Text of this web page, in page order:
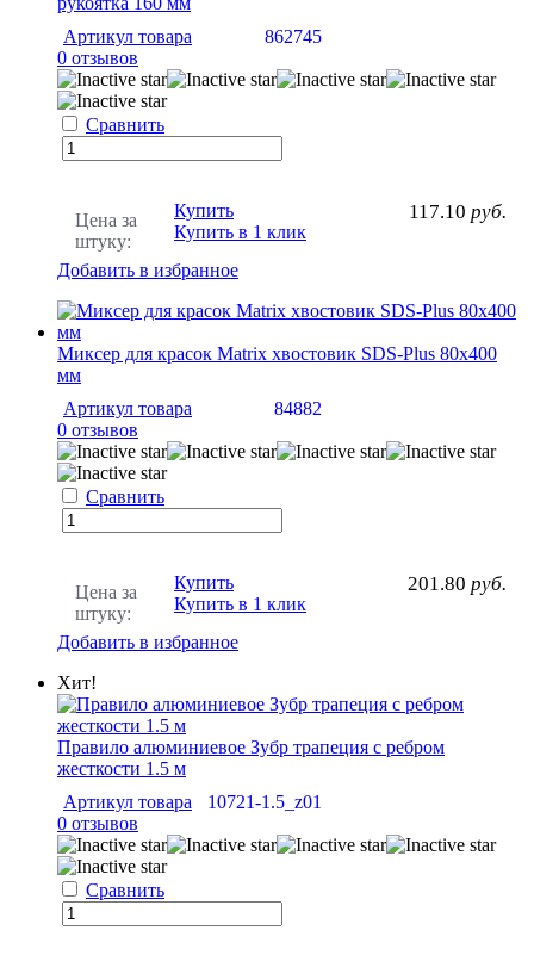
Артикул товара
862745
0 отзывов
Сравнить
Цена за
штуку:
117.10 руб.
Купить
Купить в 1 клик
Добавить в избранное
Миксер для красок Matrix хвостовик SDS-Plus 80х400
мм
Артикул товара
84882
0 отзывов
Сравнить
Цена за
штуку:
201.80 руб.
Купить
Купить в 1 клик
Добавить в избранное
Хит!
Правило алюминиевое Зубр трапеция с ребром
жесткости 1.5 м
Артикул товара
10721-1.5_z01
0 отзывов
Сравнить